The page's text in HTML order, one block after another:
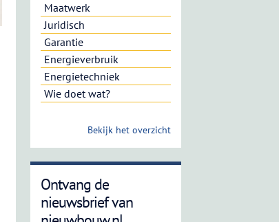
Maatwerk
Juridisch
Garantie
Energieverbruik
Energietechniek
Wie doet wat?
Bekijk het overzicht
Ontvang de
nieuwsbrief van